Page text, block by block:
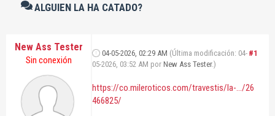
ALGUIEN LA HA CATADO?
New Ass Tester
Sin conexión
#1
04-05-2026, 02:29 AM (Última modificación: 04-
05-2026, 03:52 AM porNew Ass Tester.)
https://co.mileroticos.com/travestis/la-.../26
466825/